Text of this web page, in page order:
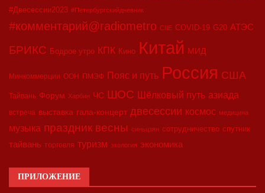
#Двесессии2023 #Петербургскийдневник
#комментарий@radiometro CIIE COVID-19 G20 АТЭС
БРИКС Бодрое утро КПК Кино Китай МИД
Минкоммерции ООН ПМЭФ Пояс и путь Россия США
Тайвань Форум Харбин ЧС ШОС Шёлковый путь азиада
встреча выставка гала-концерт двесессии космос медицина
музыка праздник весны синьцзян сотрудничество спутник
тайвань торговля туризм экология экономика
ПРИЛОЖЕНИЕ